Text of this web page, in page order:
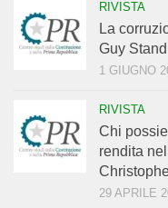
RIVISTA
La
Guy
1 GIUGNO
RIVISTA
Chi
rendita
29 APRILE